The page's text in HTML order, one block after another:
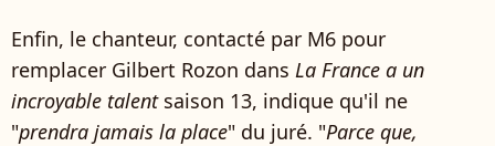
Enfin, le chanteur, contacté par M6 pour
remplacer Gilbert Rozon dans La France a un
incroyable talentsaison 13, indique qu'il ne
"prendra jamais la place" du juré. "Parce que,